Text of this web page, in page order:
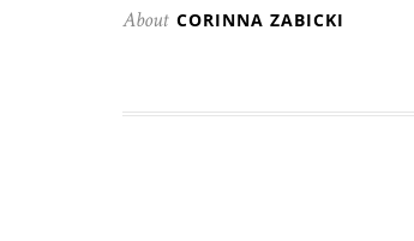
About CORINNA ZABICKI